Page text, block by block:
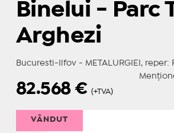
Binelui - Parc
Arghezi
Bucuresti-Ilfov - METALURGIEI, reper:
82.568€ (+TVA)
VÂNDUT